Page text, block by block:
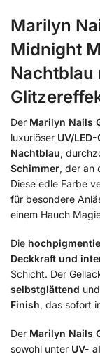
Marilyn
Midnight
Nachtblau
Der Marilyn Nails
luxuriöser UV/
Nachtblau,
Schimmer, der an
Diese edle Farbe
für besondere
einem Hauch
Die
Deckkraft und
Schicht. Der
selbstglättend
Finish, das sofort
Der Marilyn Nails
sowohl unter UV-